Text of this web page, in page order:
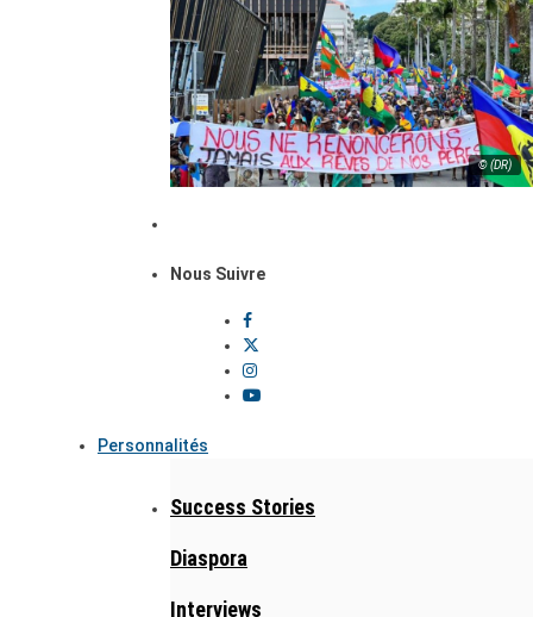
© (DR)
Nous Suivre
Personnalités
Success Stories
Diaspora
Interviews